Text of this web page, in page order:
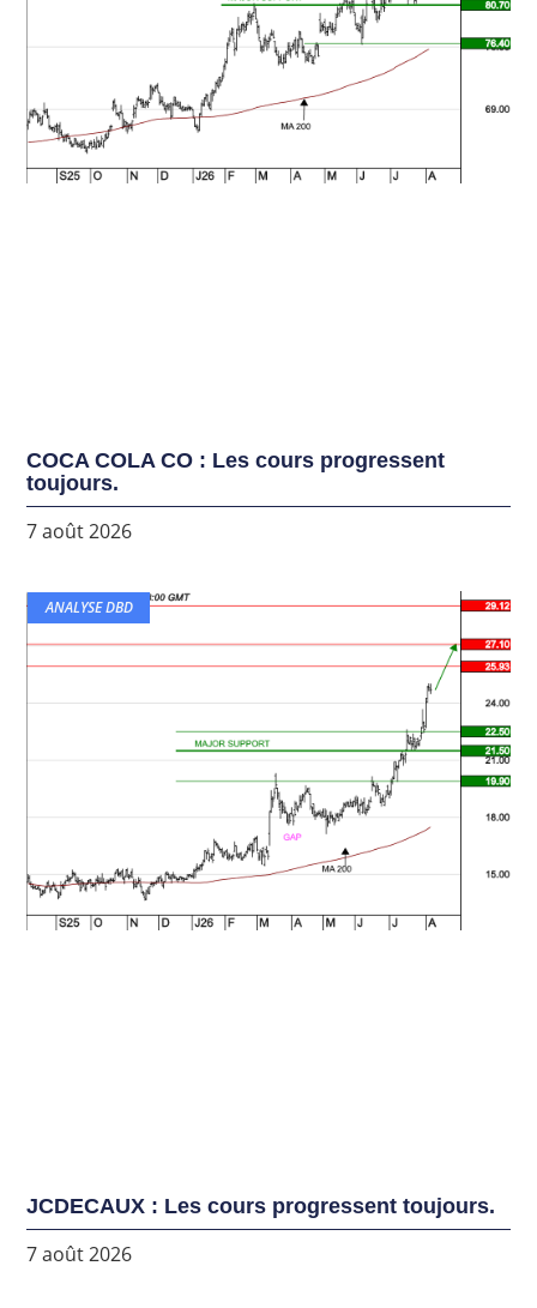
COCA COLA CO : Les cours progressent
toujours.
7 août 2026
ANALYSE DBD
JCDECAUX : Les cours progressent toujours.
7 août 2026